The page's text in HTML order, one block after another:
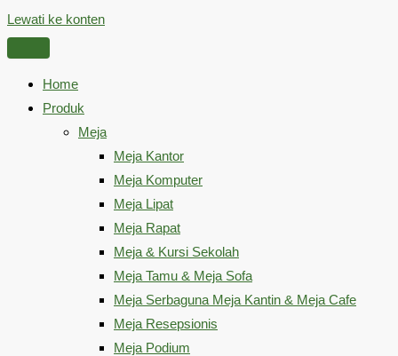
Lewati ke konten
Home
Produk
Meja
Meja Kantor
Meja Komputer
Meja Lipat
Meja Rapat
Meja & Kursi Sekolah
Meja Tamu & Meja Sofa
Meja Serbaguna Meja Kantin & Meja Cafe
Meja Resepsionis
Meja Podium